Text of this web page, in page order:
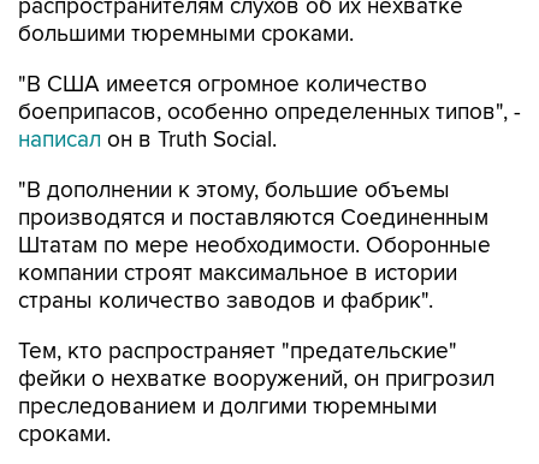
распространителям слухов об их нехватке
большими тюремными сроками.
"В США имеется огромное количество
боеприпасов, особенно определенных типов", -
написал он в Truth Social.
"В дополнении к этому, большие объемы
производятся и поставляются Соединенным
Штатам по мере необходимости. Оборонные
компании строят максимальное в истории
страны количество заводов и фабрик".
Тем, кто распространяет "предательские"
фейки о нехватке вооружений, он пригрозил
преследованием и долгими тюремными
сроками.